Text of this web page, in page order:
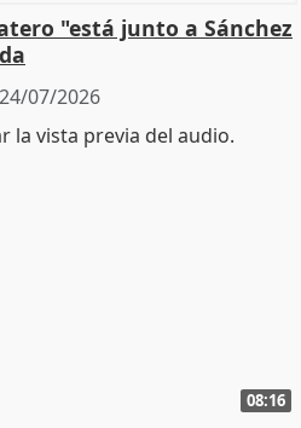
"está junto a Sánchez
24/07/2026
08:16